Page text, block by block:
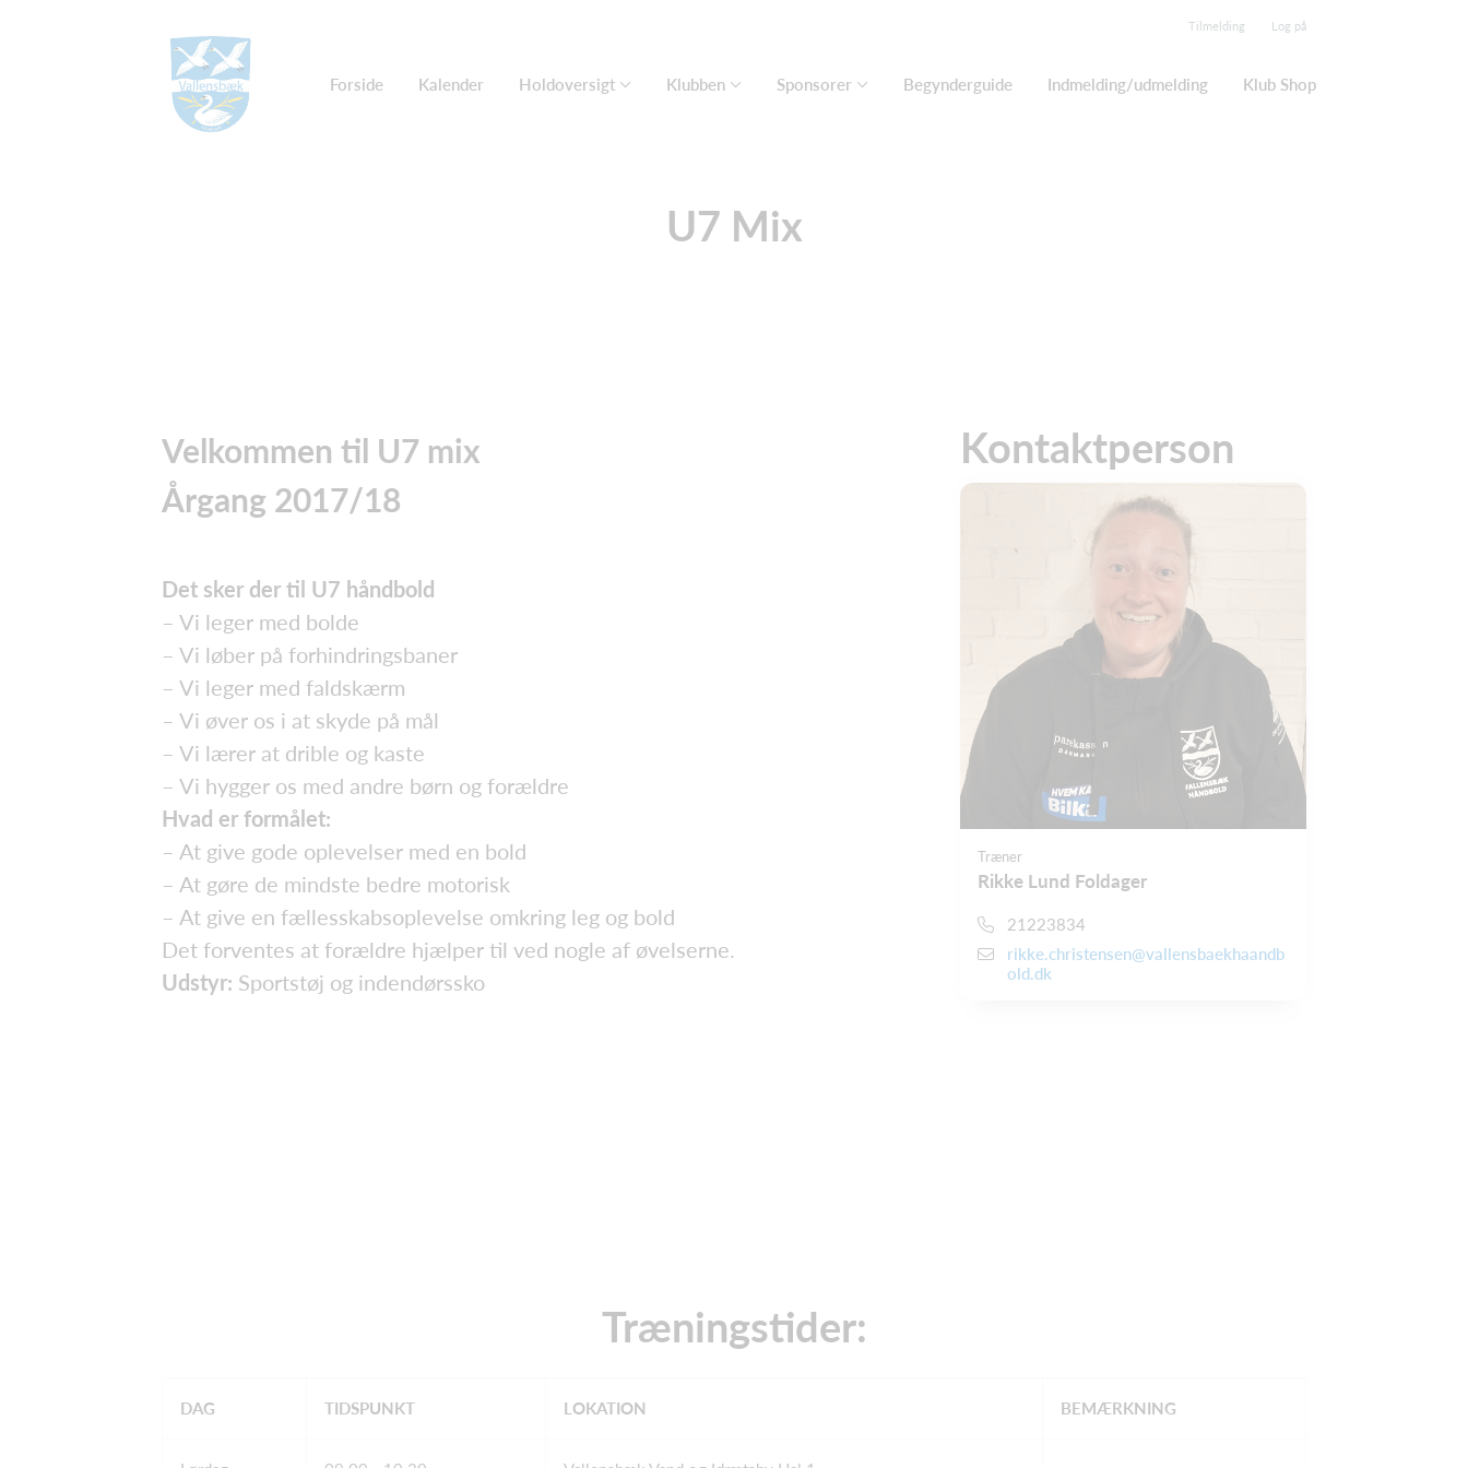
Tilmelding Log på
Forside Kalender Holdoversigt Klubben Sponsorer Begynderguide Indmelding/udmelding Klub Shop
U7 Mix
Velkommen til U7 mix
Årgang 2017/18
Det sker der til U7 håndbold
– Vi leger med bolde
– Vi løber på forhindringsbaner
– Vi leger med faldskærm
– Vi øver os i at skyde på mål
– Vi lærer at drible og kaste
– Vi hygger os med andre børn og forældre
Hvad er formålet:
– At give gode oplevelser med en bold
– At gøre de mindste bedre motorisk
– At give en fællesskabsoplevelse omkring leg og bold
Det forventes at forældre hjælper til ved nogle af øvelserne.
Udstyr: Sportstøj og indendørssko
Kontaktperson
Træner
Rikke Lund Foldager
21223834
rikke.christensen@vallensbaekhaandb
old.dk
Træningstider:
DAG TIDSPUNKT LOKATION BEMÆRKNING